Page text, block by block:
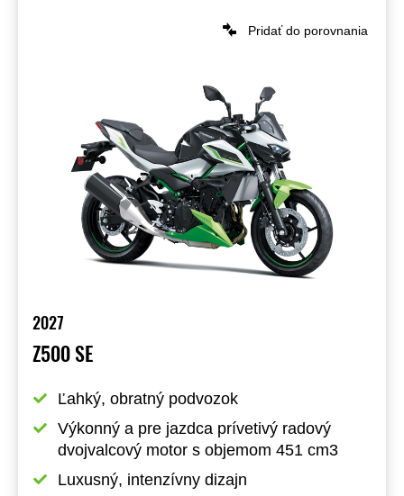
Pridať do porovnania
2027
Z500 SE
Ľahký, obratný podvozok
Výkonný a pre jazdca prívetivý radový
dvojvalcový motor s objemom 451 cm3
Luxusný, intenzívny dizajn